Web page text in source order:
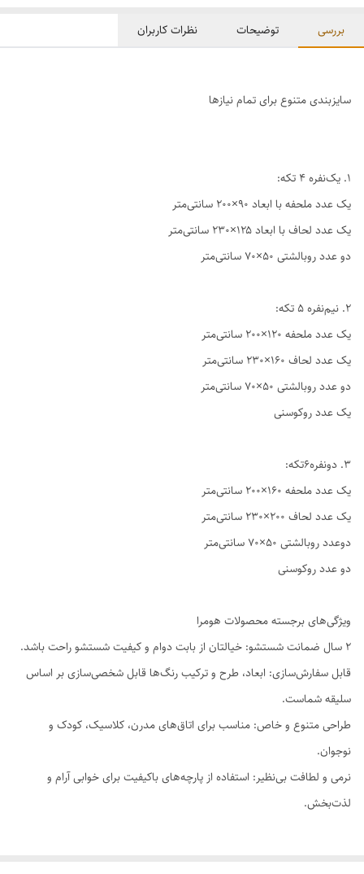
بررسی توضیحات نظرات کاربران
سایزبندی متنوع برای تمام نیازها
1. یک‌نفره ۴ تکه:
یک عدد ملحفه با ابعاد ۹۰×۲۰۰ سانتی‌متر
یک عدد لحاف با ابعاد ۱۲۵×۲۳۰ سانتی‌متر
دو عدد روبالشتی ۵۰×۷۰ سانتی‌متر
2. نیم‌نفره ۵ تکه:
یک عدد ملحفه ۱۲۰×۲۰۰ سانتی‌متر
یک عدد لحاف ۱۶۰×۲۳۰ سانتی‌متر
دو عدد روبالشتی ۵۰×۷۰ سانتی‌متر
یک عدد روکوسنی
3. دو‌نفره6تکه:
یک عدد ملحفه ۱۶۰×۲۰۰ سانتی‌متر
یک عدد لحاف ۲۰۰×۲۳۰ سانتی‌متر
دوعدد روبالشتی ۵۰×۷۰ سانتی‌متر
دو عدد روکوسنی
ویژگی‌های برجسته محصولات هومرا
۲ سال ضمانت شستشو: خیالتان از بابت دوام و کیفیت شستشو راحت باشد.
قابل سفارش‌سازی: ابعاد، طرح و ترکیب رنگ‌ها قابل شخصی‌سازی بر اساس
سلیقه شماست.
طراحی متنوع و خاص: مناسب برای اتاق‌های مدرن، کلاسیک، کودک و
نوجوان.
نرمی و لطافت بی‌نظیر: استفاده از پارچه‌های باکیفیت برای خوابی آرام و
لذت‌بخش.